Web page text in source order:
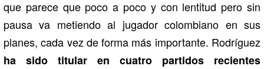
que parece que poco a poco y con lentitud pero sin
pausa va metiendo al jugador colombiano en sus
planes, cada vez de forma más importante. Rodríguez
ha sido titular en cuatro partidos recientes